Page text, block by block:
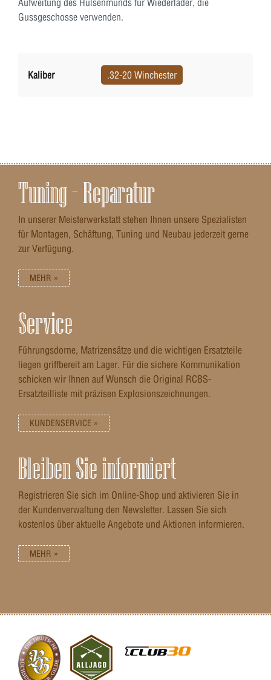
Gussgeschosse verwenden.
Kaliber .32-20 Winchester
Tuning – Reparatur
In unserer Meisterwerkstatt stehen Ihnen unsere Spezialisten
für Montagen, Schäftung, Tuning und Neubau jederzeit gerne
zur Verfügung.
MEHR »
Service
Führungsdorne, Matrizensätze und die wichtigen Ersatzteile
liegen griffbereit am Lager. Für die sichere Kommunikation
schicken wir Ihnen auf Wunsch die Original RCBS-
Ersatzteilliste mit präzisen Explosionszeichnungen.
KUNDENSERVICE »
Bleiben Sie informiert
Registrieren Sie sich im Online-Shop und aktivieren Sie in
der Kundenverwaltung den Newsletter. Lassen Sie sich
kostenlos über aktuelle Angebote und Aktionen informieren.
MEHR »